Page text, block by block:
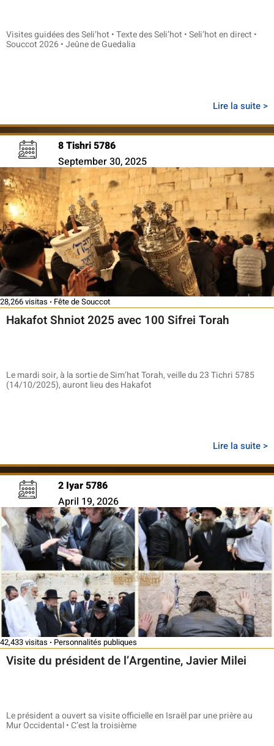
Visites guidées des Seli’hot • Texte des Seli’hot • Seli’hot en direct •
Souccot 2026 • Jeûne de Guedalia
Lire la suite >
8 Tishri 5786
September 30, 2025
28,266 visitas Fête de Souccot
Hakafot Shniot 2025 avec 100 Sifrei Torah
Le mardi soir, à la sortie de Sim’hat Torah, veille du 23 Tichri 5785
(14/10/2025), auront lieu des Hakafot
Lire la suite >
2 Iyar 5786
April 19, 2026
42,433 visitas Personnalités publiques
Visite du président de l’Argentine, Javier Milei
Le président a ouvert sa visite officielle en Israël par une prière au
Mur Occidental • C’est la troisième